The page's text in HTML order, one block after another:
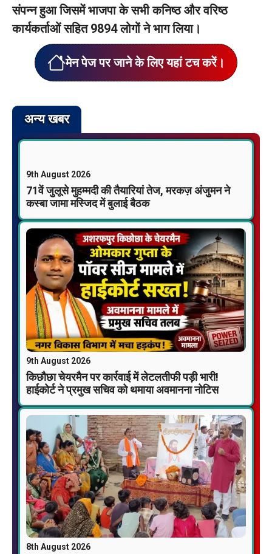
संपन्न हुआ जिसमें भाजपा के सभी कनिष्ठ और वरिष्ठ
कार्यकर्ताओं सहित 9894 लोगों ने भाग लिया।
मेन पेज पर जाने के लिए यहां टच करें।
अन्य खबर
9th August 2026
71वें जुलूसे मुहम्मदी की तैयारियां तेज, मरकज़ अंजुमन ने
कस्बा जामा मस्जिद में बुलाई बैठक
9th August 2026
किछौछा चेयरमैन पर कार्रवाई में लेटलतीफी पड़ी भारी!
हाईकोर्ट ने प्रमुख सचिव को थमाया अवमानना नोटिस
8th August 2026